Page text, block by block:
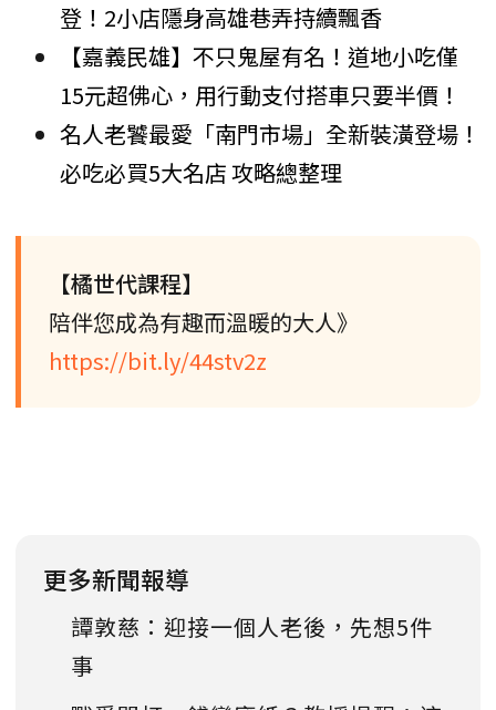
登！2小店隱身高雄巷弄持續飄香
【嘉義民雄】不只鬼屋有名！道地小吃僅
15元超佛心，用行動支付搭車只要半價！
名人老饕最愛「南門市場」全新裝潢登場！
必吃必買5大名店 攻略總整理
【橘世代課程】
陪伴您成為有趣而溫暖的大人》
https://bit.ly/44stv2z
更多新聞報導
譚敦慈：迎接一個人老後，先想5件
事